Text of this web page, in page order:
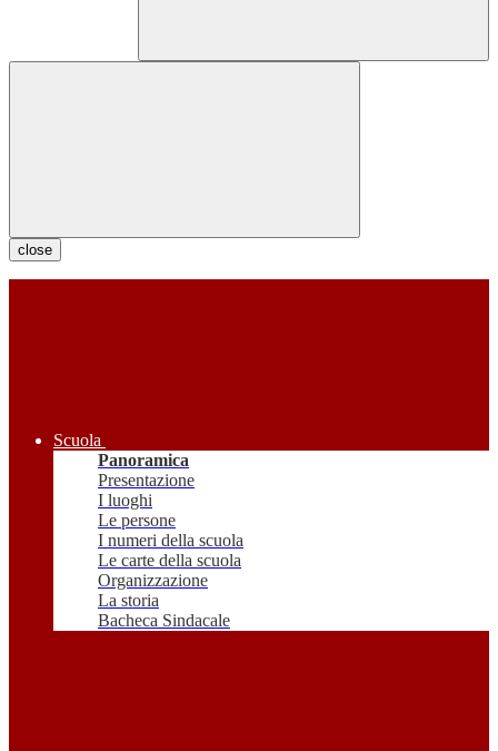
close
Scuola
Panoramica
Presentazione
I luoghi
Le persone
I numeri della scuola
Le carte della scuola
Organizzazione
La storia
Bacheca Sindacale